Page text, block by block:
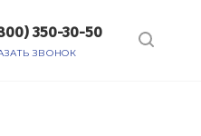
350-30-50
ЗВОНОК